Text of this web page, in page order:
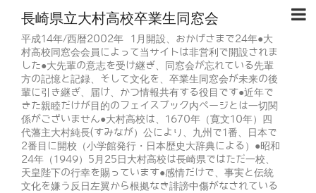
長崎県立大村高校卒業生同窓会
平成14年/西暦2002年 1月開設、おかげさまで24年●大
村高校同窓会会員によって当サイトは非営利で開設されま
した●大先輩の意志を受け継ぎ、同窓会が忘れている先輩
方の記憶と記録、そして文化を、卒業生同窓会が未来の後
輩に引き継ぎ、届け、かつ情報共有する役目です●近年で
きた親睦だけが目的のフェイスブック内ページとは一切関
係がございません●大村高校は、1670年（寛文10年）四
代藩主大村純長(すみなが）公により、九州で1番、日本で
2番目に開校（小学館発行・日本歴史大辞典による）●昭和
24年（1949）5月25日大村高校は長崎県ではただ一校、
天皇陛下の行幸を賜っています●感情だけで、事実と伝統
文化を嫌う反日左翼から根拠なき誹謗中傷がなされている